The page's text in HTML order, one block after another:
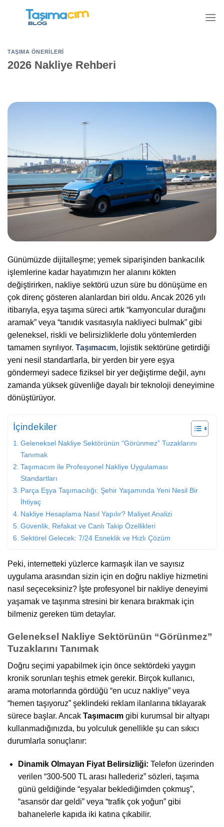
TAŞIMA ÖNERILERI
2026 Nakliye Rehberi
Günümüzde dijitalleşme; yemek siparişinden bankacılık
işlemlerine kadar hayatımızın her alanını kökten
değiştirirken, nakliye sektörü uzun süre bu dönüşüme en
çok direnç gösteren alanlardan biri oldu. Ancak 2026 yılı
itibarıyla, eşya taşıma süreci artık “kamyoncular durağını
aramak” veya “tanıdık vasıtasıyla nakliyeci bulmak” gibi
geleneksel, riskli ve belirsizliklerle dolu yöntemlerden
tamamen sıyrılıyor. Taşımacım, lojistik sektörüne getirdiği
yeni nesil standartlarla, bir yerden bir yere eşya
göndermeyi sadece fiziksel bir yer değiştirme değil, aynı
zamanda yüksek güvenliğe dayalı bir teknoloji deneyimine
dönüştürüyor.
İçindekiler
Geleneksel Nakliye Sektörünün “Görünmez” Tuzaklarını
Tanımak
Taşımacım ile Profesyonel Nakliye Uygulaması
Standartları
Parça Eşya Taşımacılığı: Şehir Yaşamında Yeni Nesil Bir
İhtiyaç
Nakliye Hesaplama Nasıl Yapılır? Maliyet Analizi
Güvenlik, Refakat ve Canlı Takip Özellikleri
Sektörel Gelecek: 7/24 Esneklik ve Hızlı Çözüm
Peki, internetteki yüzlerce karmaşık ilan ve sayısız
uygulama arasından sizin için en doğru nakliye hizmetini
nasıl seçeceksiniz? İşte profesyonel bir nakliye deneyimi
yaşamak ve taşınma stresini bir kenara bırakmak için
bilmeniz gereken tüm detaylar.
Geleneksel Nakliye Sektörünün “Görünmez”
Tuzaklarını Tanımak
Doğru seçimi yapabilmek için önce sektördeki yaygın
kronik sorunları teşhis etmek gerekir. Birçok kullanıcı,
arama motorlarında gördüğü “en ucuz nakliye” veya
“hemen taşıyoruz” şeklindeki reklam ilanlarına tıklayarak
sürece başlar. Ancak Taşımacım gibi kurumsal bir altyapı
kullanmadığınızda, bu yolculuk genellikle şu can sıkıcı
durumlarla sonuçlanır:
Dinamik Olmayan Fiyat Belirsizliği: Telefon üzerinden
verilen “300-500 TL arası hallederiz” sözleri, taşıma
günü geldiğinde “eşyalar beklediğimden çokmuş”,
“asansör dar geldi” veya “trafik çok yoğun” gibi
bahanelerle kapıda iki katına çıkabilir.